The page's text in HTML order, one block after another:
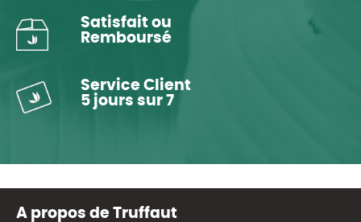
Satisfait ou
Remboursé
Service Client
5 jours sur 7
A propos de Truffaut